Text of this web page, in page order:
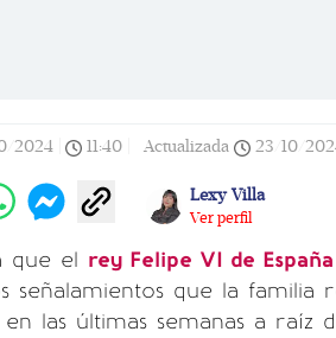
2024 11:40 Actualizada 23/10/
Lexy Villa
Ver perfil
que el rey Felipe VI de España
señalamientos que la familia
las últimas semanas a raíz